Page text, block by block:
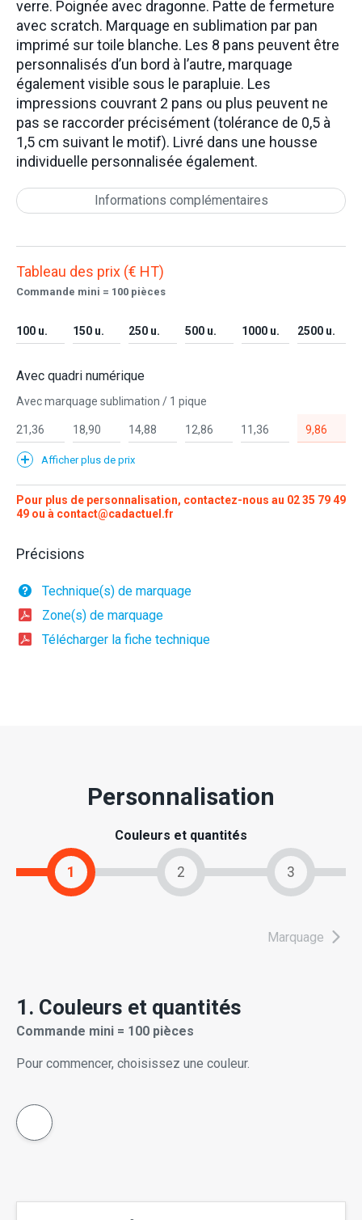
verre. Poignée avec dragonne. Patte de fermeture
avec scratch. Marquage en sublimation par pan
imprimé sur toile blanche. Les 8 pans peuvent être
personnalisés d’un bord à l’autre, marquage
également visible sous le parapluie. Les
impressions couvrant 2 pans ou plus peuvent ne
pas se raccorder précisément (tolérance de 0,5 à
1,5 cm suivant le motif). Livré dans une housse
individuelle personnalisée également.
Informations complémentaires
Tableau des prix (€ HT)
Commande mini = 100 pièces
100 u. 150 u. 250 u. 500 u. 1000 u. 2500 u.
Avec quadri numérique
Avec marquage sublimation / 1 pique
21,36 18,90 14,88 12,86 11,36 9,86
Afficher plus de prix
Pour plus de personnalisation, contactez-nous au 02 35 79 49
49 ou à contact@cadactuel.fr
Précisions
Technique(s) de marquage
Zone(s) de marquage
Télécharger la fiche technique
Personnalisation
Couleurs et quantités
1 2 3
Marquage
1. Couleurs et quantités
Commande mini = 100 pièces
Pour commencer, choisissez une couleur.